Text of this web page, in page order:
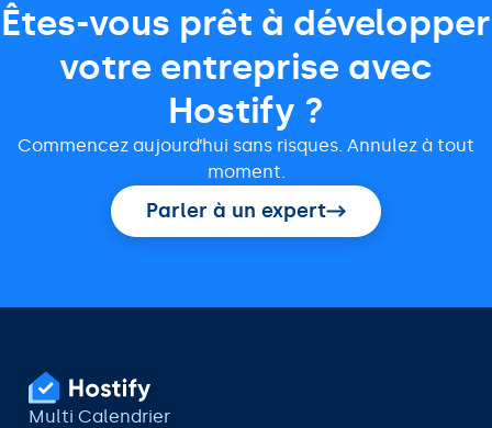
Êtes-vous prêt à développer
votre entreprise avec
Hostify ?
Commencez aujourd’hui sans risques. Annulez à tout
moment.
Parler à un expert
Multi Calendrier